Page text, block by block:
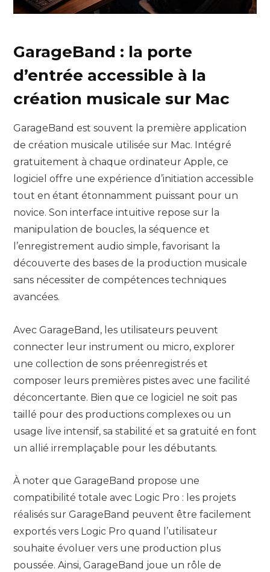
GarageBand : la porte
d’entrée accessible à la
création musicale sur Mac
GarageBand est souvent la première application
de création musicale utilisée sur Mac. Intégré
gratuitement à chaque ordinateur Apple, ce
logiciel offre une expérience d’initiation accessible
tout en étant étonnamment puissant pour un
novice. Son interface intuitive repose sur la
manipulation de boucles, la séquence et
l’enregistrement audio simple, favorisant la
découverte des bases de la production musicale
sans nécessiter de compétences techniques
avancées.
Avec GarageBand, les utilisateurs peuvent
connecter leur instrument ou micro, explorer
une collection de sons préenregistrés et
composer leurs premières pistes avec une facilité
déconcertante. Bien que ce logiciel ne soit pas
taillé pour des productions complexes ou un
usage live intensif, sa stabilité et sa gratuité en font
un allié irremplaçable pour les débutants.
À noter que GarageBand propose une
compatibilité totale avec Logic Pro : les projets
réalisés sur GarageBand peuvent être facilement
exportés vers Logic Pro quand l’utilisateur
souhaite évoluer vers une production plus
poussée. Ainsi, GarageBand joue un rôle de